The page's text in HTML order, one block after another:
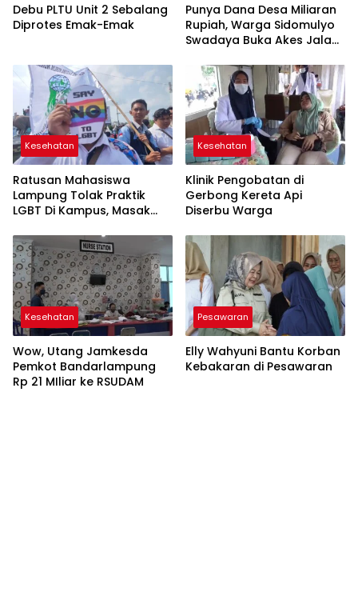
Debu PLTU Unit 2 Sebalang
Diprotes Emak-Emak
Punya Dana Desa Miliaran
Rupiah, Warga Sidomulyo
Swadaya Buka Akes Jalan
Kesehatan
Ratusan Mahasiswa
Lampung Tolak Praktik
LGBT Di Kampus, Masak
Kesehatan
Klinik Pengobatan di
Gerbong Kereta Api
Diserbu Warga
Kesehatan
Wow, Utang Jamkesda
Pemkot Bandarlampung
Rp 21 MIliar ke RSUDAM
Pesawaran
Elly Wahyuni Bantu Korban
Kebakaran di Pesawaran